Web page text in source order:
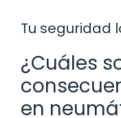
Tu seguridad
¿Cuáles
en